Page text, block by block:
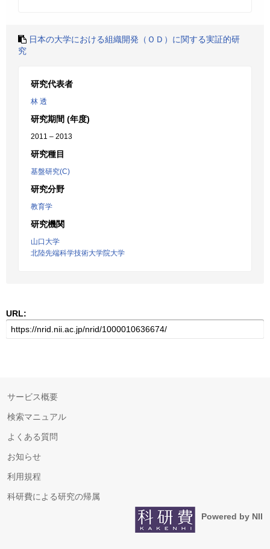
日本の大学における組織開発（ＯＤ）に関する実証的研
究
研究代表者
林 透
研究期間 (年度)
2011 – 2013
研究種目
基盤研究(C)
研究分野
教育学
研究機関
山口大学
北陸先端科学技術大学院大学
URL:
サービス概要
検索マニュアル
よくある質問
お知らせ
利用規程
科研費による研究の帰属
Powered by NII